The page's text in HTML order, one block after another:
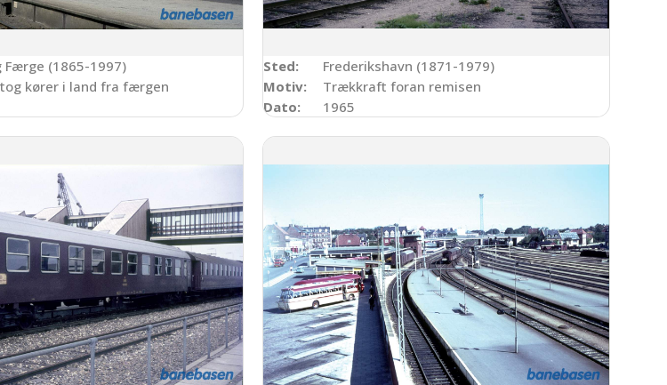
Færge (1865-1997)
kører i land fra færgen
Sted:
Frederikshavn (1871-1979)
Motiv:
Trækkraft foran remisen
Dato:
1965